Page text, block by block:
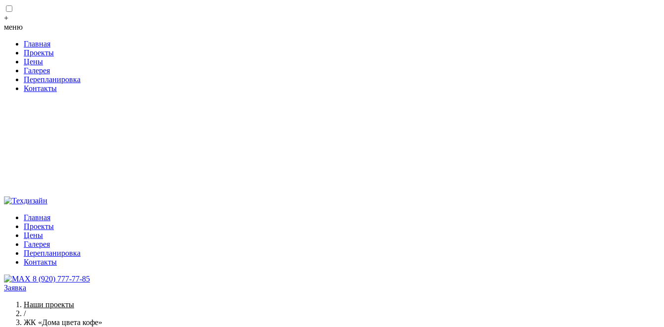
+
меню
Главная
Проекты
Цены
Галерея
Перепланировка
Контакты
Главная
Проекты
Цены
Галерея
Перепланировка
Контакты
8 (920) 777-77-85
Заявка
Наши проекты
/
ЖК «Дома цвета кофе»